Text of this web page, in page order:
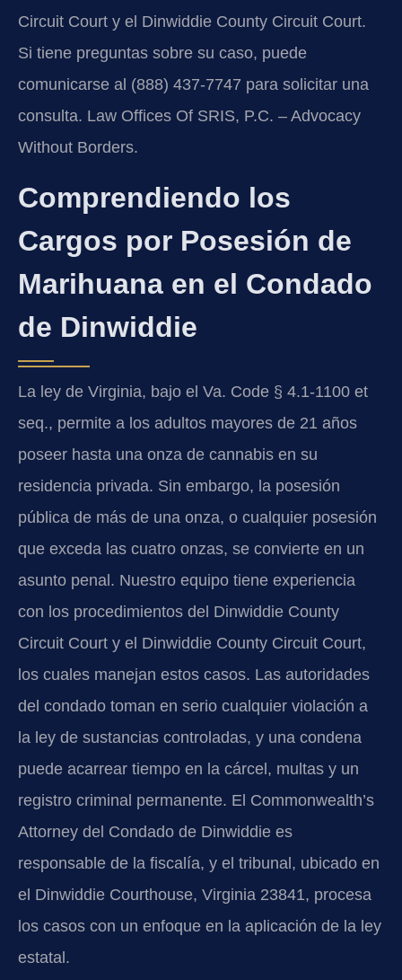
Circuit Court y el Dinwiddie County Circuit Court.
Si tiene preguntas sobre su caso, puede
comunicarse al (888) 437-7747 para solicitar una
consulta. Law Offices Of SRIS, P.C. – Advocacy
Without Borders.
Comprendiendo los
Cargos por Posesión de
Marihuana en el Condado
de Dinwiddie
La ley de Virginia, bajo el Va. Code § 4.1-1100 et
seq., permite a los adultos mayores de 21 años
poseer hasta una onza de cannabis en su
residencia privada. Sin embargo, la posesión
pública de más de una onza, o cualquier posesión
que exceda las cuatro onzas, se convierte en un
asunto penal. Nuestro equipo tiene experiencia
con los procedimientos del Dinwiddie County
Circuit Court y el Dinwiddie County Circuit Court,
los cuales manejan estos casos. Las autoridades
del condado toman en serio cualquier violación a
la ley de sustancias controladas, y una condena
puede acarrear tiempo en la cárcel, multas y un
registro criminal permanente. El Commonwealth’s
Attorney del Condado de Dinwiddie es
responsable de la fiscalía, y el tribunal, ubicado en
el Dinwiddie Courthouse, Virginia 23841, procesa
los casos con un enfoque en la aplicación de la ley
estatal.